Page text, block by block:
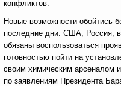
конфликтов.
Новые возможности обойтись
последние дни. США, Россия,
обязаны воспользоваться
готовностью пойти на
своим химическим арсеналом
по заявлениям Президента